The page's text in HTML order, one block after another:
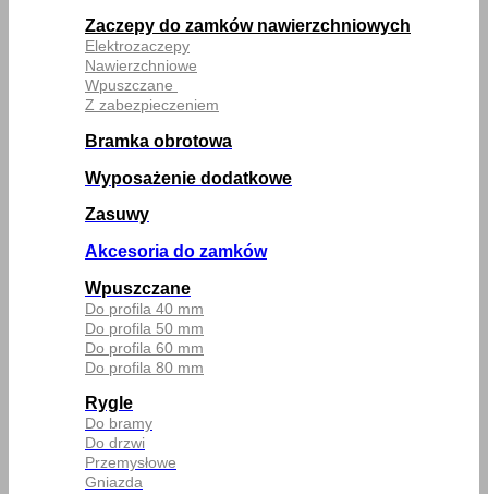
Zaczepy do zamków nawierzchniowych
Elektrozaczepy
Nawierzchniowe
Wpuszczane
Z zabezpieczeniem
Bramka obrotowa
Wyposażenie dodatkowe
Zasuwy
Akcesoria do zamków
Wpuszczane
Do profila 40 mm
Do profila 50 mm
Do profila 60 mm
Do profila 80 mm
Rygle
Do bramy
Do drzwi
Przemysłowe
Gniazda